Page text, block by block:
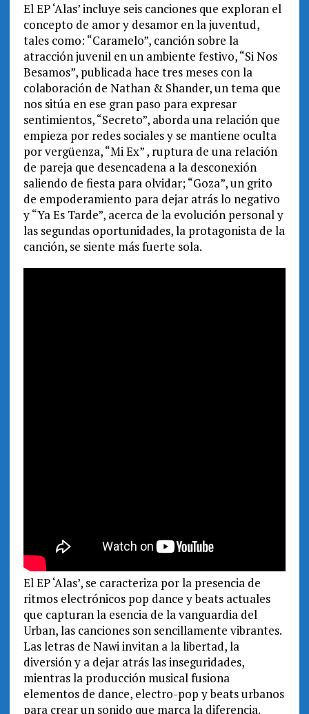
El EP ‘Alas’ incluye seis canciones que exploran el
concepto de amor y desamor en la juventud,
tales como: “Caramelo”, canción sobre la
atracción juvenil en un ambiente festivo, “Si Nos
Besamos”, publicada hace tres meses con la
colaboración de Nathan & Shander, un tema que
nos sitúa en ese gran paso para expresar
sentimientos, “Secreto”, aborda una relación que
empieza por redes sociales y se mantiene oculta
por vergüenza, “Mi Ex” , ruptura de una relación
de pareja que desencadena a la desconexión
saliendo de fiesta para olvidar; “Goza”, un grito
de empoderamiento para dejar atrás lo negativo
y “Ya Es Tarde”, acerca de la evolución personal y
las segundas oportunidades, la protagonista de la
canción, se siente más fuerte sola.
El EP ‘Alas’, se caracteriza por la presencia de
ritmos electrónicos pop dance y beats actuales
que capturan la esencia de la vanguardia del
Urban, las canciones son sencillamente vibrantes.
Las letras de Nawi invitan a la libertad, la
diversión y a dejar atrás las inseguridades,
mientras la producción musical fusiona
elementos de dance, electro-pop y beats urbanos
para crear un sonido que marca la diferencia.